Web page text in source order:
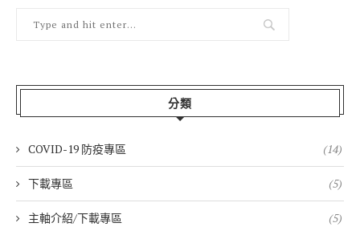
分類
COVID-19 防疫專區 (14)
下載專區 (5)
主軸介紹/下載專區 (5)